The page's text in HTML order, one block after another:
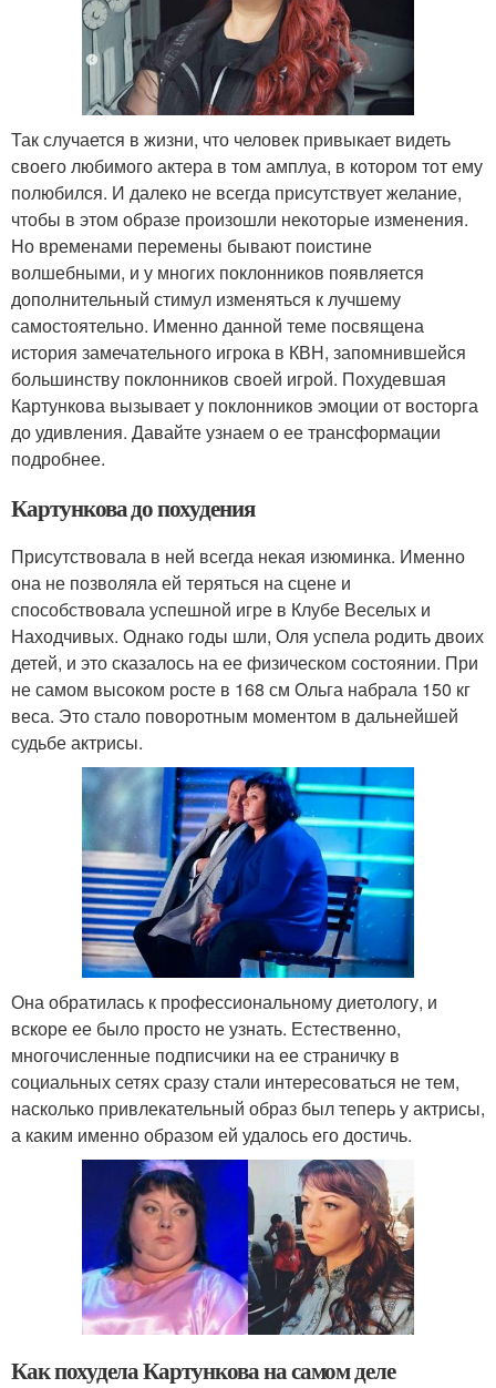
Так случается в жизни, что человек привыкает видеть
своего любимого актера в том амплуа, в котором тот ему
полюбился. И далеко не всегда присутствует желание,
чтобы в этом образе произошли некоторые изменения.
Но временами перемены бывают поистине
волшебными, и у многих поклонников появляется
дополнительный стимул изменяться к лучшему
самостоятельно. Именно данной теме посвящена
история замечательного игрока в КВН, запомнившейся
большинству поклонников своей игрой. Похудевшая
Картункова вызывает у поклонников эмоции от восторга
до удивления. Давайте узнаем о ее трансформации
подробнее.
Картункова до похудения
Присутствовала в ней всегда некая изюминка. Именно
она не позволяла ей теряться на сцене и
способствовала успешной игре в Клубе Веселых и
Находчивых. Однако годы шли, Оля успела родить двоих
детей, и это сказалось на ее физическом состоянии. При
не самом высоком росте в 168 см Ольга набрала 150 кг
веса. Это стало поворотным моментом в дальнейшей
судьбе актрисы.
Она обратилась к профессиональному диетологу, и
вскоре ее было просто не узнать. Естественно,
многочисленные подписчики на ее страничку в
социальных сетях сразу стали интересоваться не тем,
насколько привлекательный образ был теперь у актрисы,
а каким именно образом ей удалось его достичь.
Как похудела Картункова на самом деле